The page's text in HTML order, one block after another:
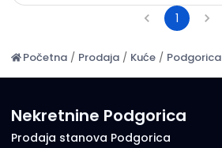
1
Početna / Prodaja / Kuće / Podgorica
Nekretnine Podgorica
Prodaja stanova Podgorica